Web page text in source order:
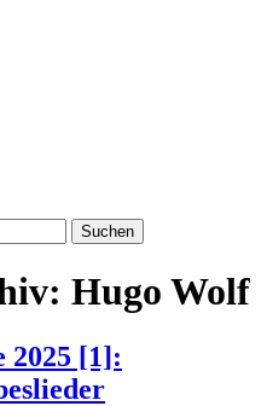
Hugo Wolf
2025 [1]: